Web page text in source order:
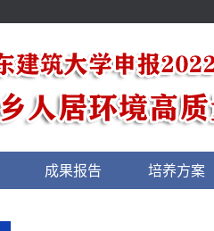
成果报告 培养方案